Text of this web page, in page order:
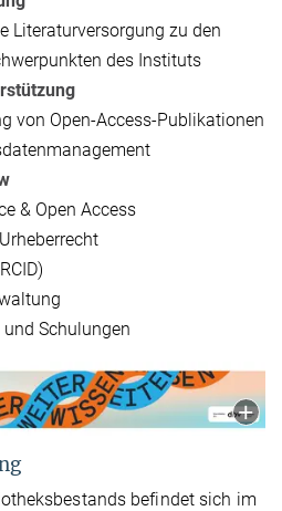
Literaturversorgung zu den
des Instituts
von Open-Access-Publikationen
& Open Access
Schulungen​​
befindet sich im